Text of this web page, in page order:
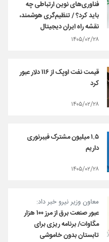
فناوری‌های نوین ارتباطی چه
باید کرد؟ / تنظیم‌گری هوشمند،
نقشه راه ایران دیجیتال
۱۴۰۵/۰۲/۲۸
قیمت نفت اوپک از ۱۱۶ دلار عبور
کرد
۱۴۰۵/۰۲/۲۸
۱.۵ میلیون مشترک فیبرنوری
داریم
۱۴۰۵/۰۲/۲۸
معاون وزیر نیرو خبر داد:
عبور صنعت برق از مرز ۱۰۰ هزار
مگاوات/ برنامه ریزی برای
تابستان بدون خاموشی